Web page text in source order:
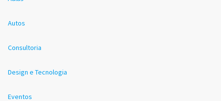
Autos
Consultoria
Design e Tecnologia
Eventos